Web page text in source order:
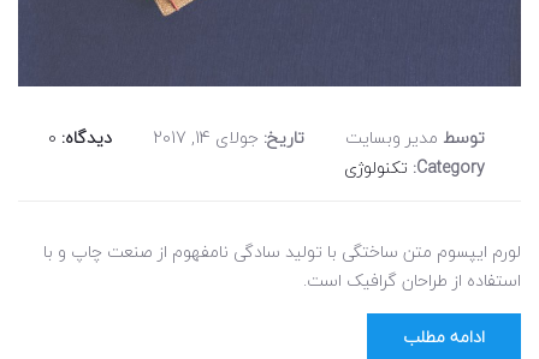
توسط مدیر وبسایت تاریخ: جولای 14, 2017 دیدگاه: 0
Category: تکنولوژی
لورم ایپسوم متن ساختگی با تولید سادگی نامفهوم از صنعت چاپ و با
استفاده از طراحان گرافیک است.
ادامه مطلب